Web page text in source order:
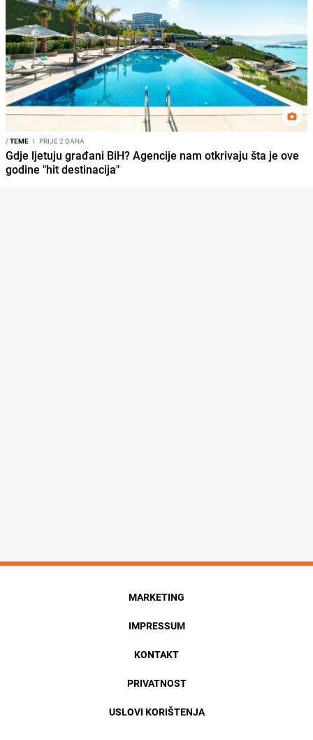
/TEME I PRIJE 2 DANA
Gdje ljetuju građani BiH? Agencije nam otkrivaju šta je ove
godine "hit destinacija"
MARKETING
IMPRESSUM
KONTAKT
PRIVATNOST
USLOVI KORIŠTENJA